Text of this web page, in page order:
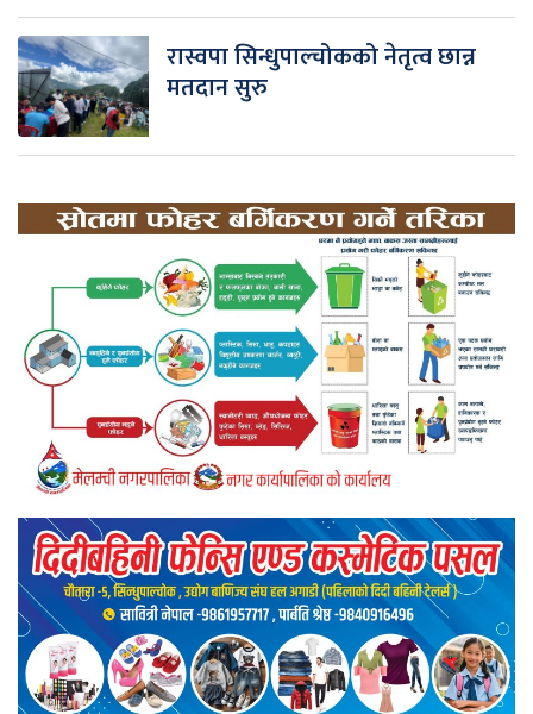
रास्वपा सिन्धुपाल्चोकको नेतृत्व छान्न
मतदान सुरु